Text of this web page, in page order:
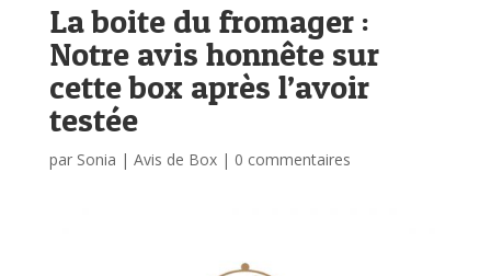
La boite du fromager :
Notre avis honnête sur
cette box après l’avoir
testée
par Sonia | Avis de Box| 0 commentaires